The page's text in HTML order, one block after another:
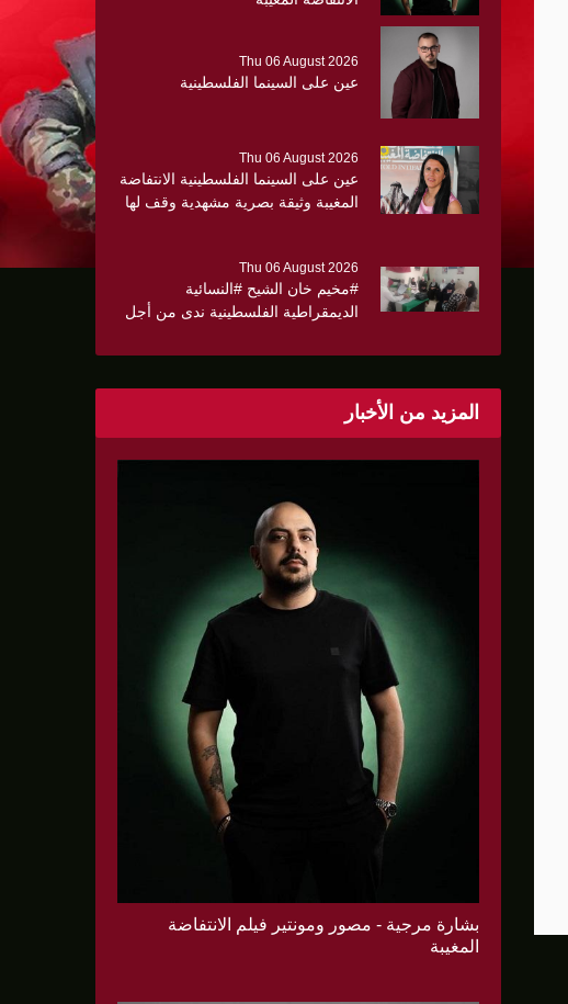
Thu 06 August 2026
عين على السينما الفلسطينية
Thu 06 August 2026
عين على السينما الفلسطينية الانتفاضة
المغيبة وثيقة بصرية مشهدية وقف لها
Thu 06 August 2026
#مخيم خان الشيح #النسائية
الديمقراطية الفلسطينية ندى من أجل
صحية عن ألتهاب الكبد وتوزّع
المزيد من الأخبار
بشارة مرجية - مصور ومونتير فيلم الانتفاضة
المغيبة